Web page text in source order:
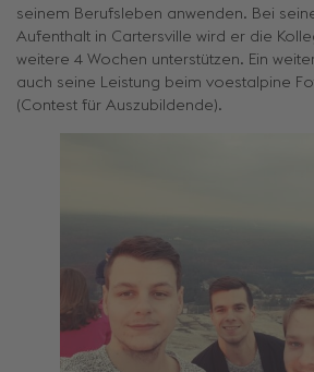
seinem Berufsleben anwenden. Bei
Aufenthalt in Cartersville wird er die
weitere 4 Wochen unterstützen. Ein
auch seine Leistung beim voestalpine
(Contest für Auszubildende).